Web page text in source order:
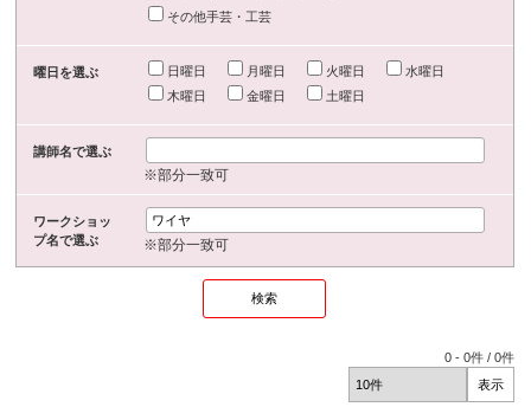
その他手芸・工芸
曜日を選ぶ 日曜日 月曜日 火曜日
水曜日
木曜日
金曜日 土曜日
講師名で選ぶ
※部分一致可
ワークショッ
プ名で選ぶ
※部分一致可
0 -0件 /0件